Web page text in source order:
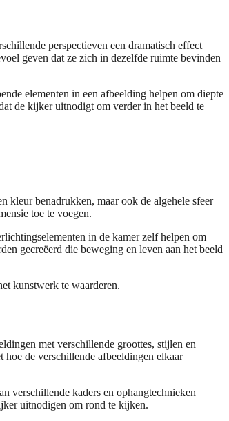
perspectieven een dramatisch effect
geven dat ze zich in dezelfde ruimte bevinden
elementen in een afbeelding helpen om diepte
de kijker uitnodigt om verder in het beeld te
kleur benadrukken, maar ook de algehele sfeer
toe te voegen.
in de kamer zelf helpen om
gecreëerd die beweging en leven aan het beeld
kunstwerk te waarderen.
met verschillende groottes, stijlen en
hoe de verschillende afbeeldingen elkaar
verschillende kaders en ophangtechnieken
uitnodigen om rond te kijken.